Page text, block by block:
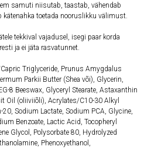
samuti niisutab, taastab, vähendab
toetada nooruslikku välimust.
tekkival vajadusel, isegi paar korda
ja ei jäta rasvatunnet.
Triglyceride, Prunus Amygdalus
Parkii Butter (Shea või), Glycerin,
8 Beeswax, Glyceryl Stearate, Astaxanthin
Oil (oliiviiõli), Acrylates/C10-30 Alkyl
20, Sodium Lactate, Sodium PCA, Glycine,
Benzoate, Lactic Acid, Tocopheryl
Glycol, Polysorbate 80, Hydrolyzed
Phenoxyethanol,